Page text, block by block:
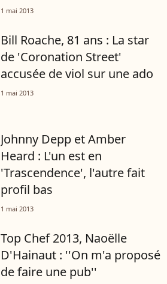
1 mai 2013
Bill Roache, 81 ans : La star
de 'Coronation Street'
accusée de viol sur une ado
1 mai 2013
Johnny Depp et Amber
Heard : L'un est en
'Trascendence', l'autre fait
profil bas
1 mai 2013
Top Chef 2013, Naoëlle
D'Hainaut : ''On m'a proposé
de faire une pub''